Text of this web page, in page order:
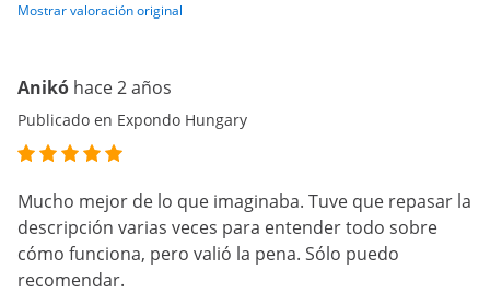
Mostrar valoración original
Anikó hace 2 años
Publicado en Expondo Hungary
Mucho mejor de lo que imaginaba. Tuve que repasar la
descripción varias veces para entender todo sobre
cómo funciona, pero valió la pena. Sólo puedo
recomendar.